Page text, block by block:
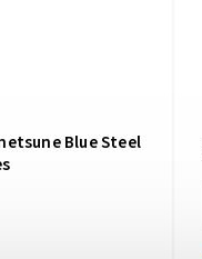
Blue Steel